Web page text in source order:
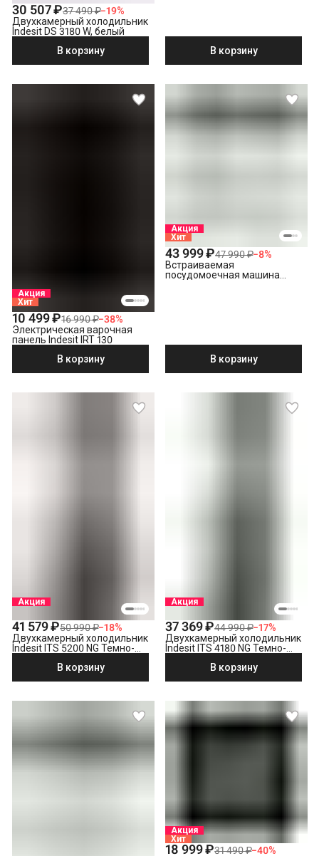
30 507 ₽37 490 ₽−19%
Двухкамерный холодильник
Indesit DS 3180 W, белый
В корзину
В корзину
Акция
Хит
10 499 ₽16 990 ₽−38%
Электрическая варочная
панель Indesit IRT 130
В корзину
Акция
Хит
43 999 ₽47 990 ₽−8%
Встраиваемая
посудомоечная машина
В корзину
Акция
41 579 ₽50 990 ₽−18%
Двухкамерный холодильник
Indesit ITS 5200 NG Темно-
В корзину
Акция
37 369 ₽44 990 ₽−17%
Двухкамерный холодильник
Indesit ITS 4180 NG Темно-
В корзину
Акция
Хит
18 999 ₽31 490 ₽−40%